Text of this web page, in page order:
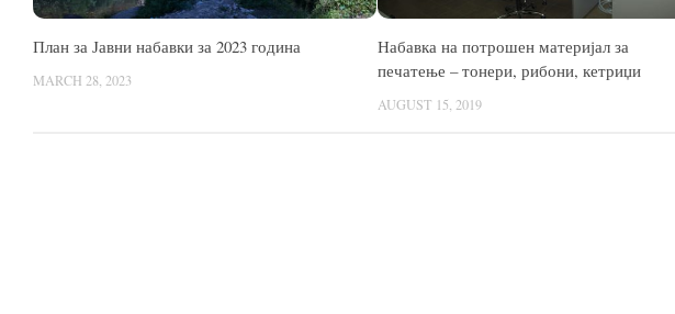
План за Јавни набавки за 2023 година
MARCH 28, 2023
Набавка на потрошен материјал за
печатење – тонери, рибони, кетриџи
AUGUST 15, 2019